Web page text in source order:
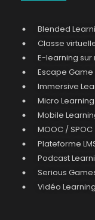
Blended
Classe
E-learning sur
Escape
Immersive
Micro
Mobile
MOOC / SPOC
Plateforme
Podcast
Serious
Vidéo Learning